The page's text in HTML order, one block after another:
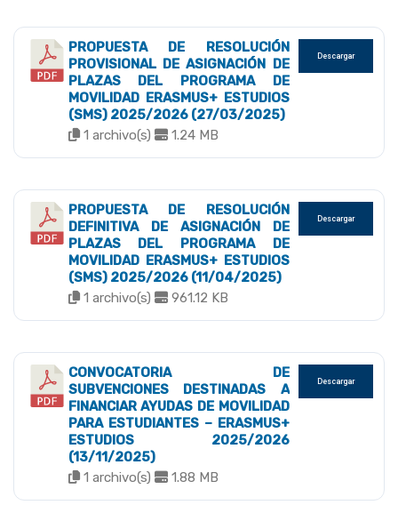
PROPUESTA DE RESOLUCIÓN
PROVISIONAL DE ASIGNACIÓN DE
PLAZAS DEL PROGRAMA DE
MOVILIDAD ERASMUS+ ESTUDIOS
(SMS) 2025/2026 (27/03/2025)
1 archivo(s)
1.24 MB
Descargar
PROPUESTA DE RESOLUCIÓN
DEFINITIVA DE ASIGNACIÓN DE
PLAZAS DEL PROGRAMA DE
MOVILIDAD ERASMUS+ ESTUDIOS
(SMS) 2025/2026 (11/04/2025)
1 archivo(s)
961.12 KB
Descargar
CONVOCATORIA DE
SUBVENCIONES DESTINADAS A
FINANCIAR AYUDAS DE MOVILIDAD
PARA ESTUDIANTES – ERASMUS+
ESTUDIOS 2025/2026
(13/11/2025)
1 archivo(s)
1.88 MB
Descargar